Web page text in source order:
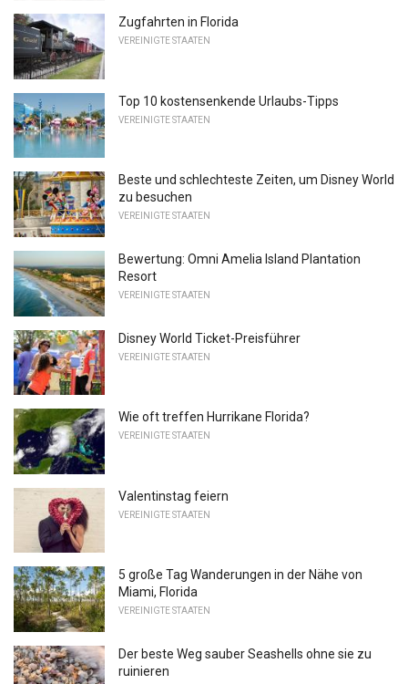
Zugfahrten in Florida
VEREINIGTE STAATEN
Top 10 kostensenkende Urlaubs-Tipps
VEREINIGTE STAATEN
Beste und schlechteste Zeiten, um Disney World
zu besuchen
VEREINIGTE STAATEN
Bewertung: Omni Amelia Island Plantation
Resort
VEREINIGTE STAATEN
Disney World Ticket-Preisführer
VEREINIGTE STAATEN
Wie oft treffen Hurrikane Florida?
VEREINIGTE STAATEN
Valentinstag feiern
VEREINIGTE STAATEN
5 große Tag Wanderungen in der Nähe von
Miami, Florida
VEREINIGTE STAATEN
Der beste Weg sauber Seashells ohne sie zu
ruinieren